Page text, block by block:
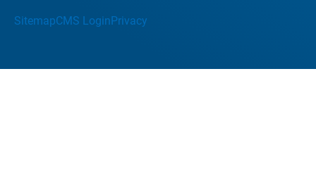
SitemapCMS Login Privacy